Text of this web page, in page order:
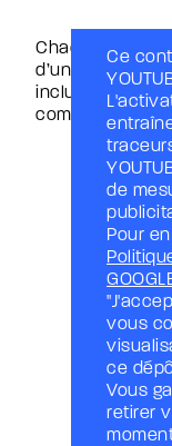
Chaque
d’un
essai
inclus, offrant
complété par le
Ce
de
Pour
vous
ce
Vous
retirer